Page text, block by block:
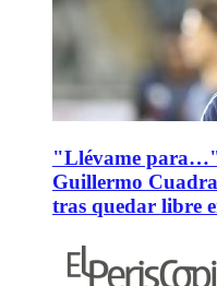
"Llévame
Guillermo
tras quedar libre